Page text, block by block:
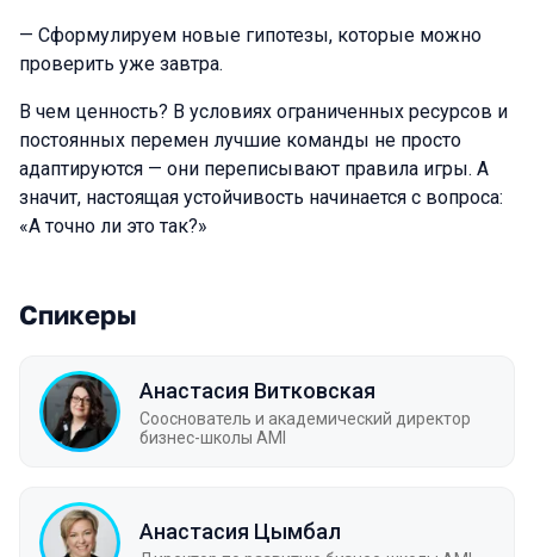
— Сформулируем новые гипотезы, которые можно
проверить уже завтра.
В чем ценность? В условиях ограниченных ресурсов и
постоянных перемен лучшие команды не просто
адаптируются — они переписывают правила игры. А
значит, настоящая устойчивость начинается с вопроса:
«А точно ли это так?»
Спикеры
Анастасия Витковская
Сооснователь и академический директор
бизнес-школы AMI
Анастасия Цымбал